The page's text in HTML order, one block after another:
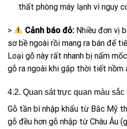
thất phòng máy lạnh vì nguy
> Cảnh báo đỏ: Nhiều đơn vị
sơ bề ngoài rồi mang ra bán để
Loại gỗ này rất nhanh bị nấm
gỗ ra ngoài khi gặp thời tiết nồm
4.2. Quan sát trực quan màu
Gỗ tần bì nhập khẩu từ Bắc Mỹ
gỗ đều hơn gỗ nhập từ Châu Âu